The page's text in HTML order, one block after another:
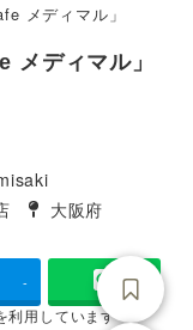
メディマル」
メディマル」
タグ
大阪府
-
利用しています